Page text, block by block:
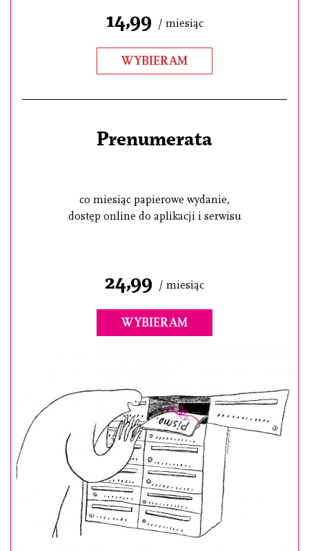
14,99 / miesiąc
WYBIERAM
Prenumerata
co miesiąc papierowe wydanie,
dostęp online do aplikacji i serwisu
24,99 / miesiąc
WYBIERAM